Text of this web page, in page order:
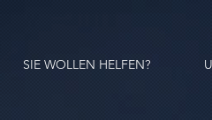
SIE WOLLEN HELFEN?